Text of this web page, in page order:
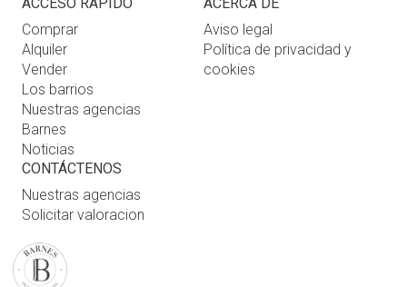
Comprar
Alquiler
Vender
Los barrios
Nuestras agencias
Barnes
Noticias
Aviso legal
Política de privacidad y
cookies
CONTÁCTENOS
Nuestras agencias
Solicitar valoracion
Inicio de sesión de usuario
FAQ